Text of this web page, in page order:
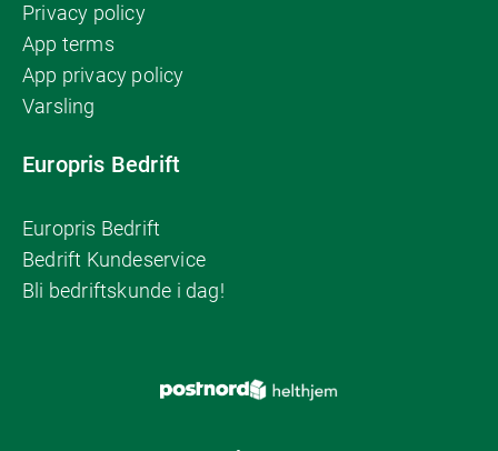
Privacy policy
App terms
App privacy policy
Varsling
Europris Bedrift
Europris Bedrift
Bedrift Kundeservice
Bli bedriftskunde i dag!